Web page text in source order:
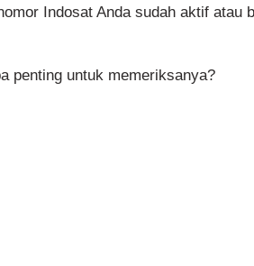
Indosat Anda sudah aktif atau
penting untuk memeriksanya?